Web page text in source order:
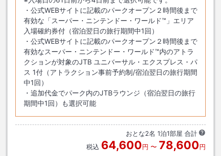
・公式WEBサイトに記載のパークオープン２時間後まで
有効な「スーパー・ニンテンドー・ワールド™」エリア
入場確約券付（宿泊翌日の旅行期間中1回）
・公式WEBサイトに記載のパークオープン２時間後まで
有効なスーパー・ニンテンドー・ワールド™内のアトラ
クションが対象のJTB ユニバーサル・エクスプレス・パ
ス 1付（アトラクション事前予約制/宿泊翌日の旅行期間
中1回）
・追加代金でパーク内のJTBラウンジ（宿泊翌日の旅行
期間中1回）も選択可能
おとな2名 1泊1部屋 合計
税込 64,600円 〜 78,600円